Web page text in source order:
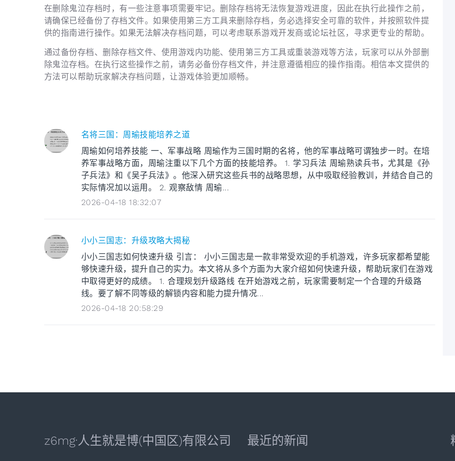
在删除鬼泣存档时，有一些注意事项需要牢记。删除存档将无法恢复游戏进度，因此在执行此操作之前，
请确保已经备份了存档文件。如果使用第三方工具来删除存档，务必选择安全可靠的软件，并按照软件提
供的指南进行操作。如果无法解决存档问题，可以考虑联系游戏开发商或论坛社区，寻求更专业的帮助。
通过备份存档、删除存档文件、使用游戏内功能、使用第三方工具或重装游戏等方法，玩家可以从外部删
除鬼泣存档。在执行这些操作之前，请务必备份存档文件，并注意遵循相应的操作指南。相信本文提供的
方法可以帮助玩家解决存档问题，让游戏体验更加顺畅。
名将三国：周瑜技能培养之道
周瑜如何培养技能 一、军事战略 周瑜作为三国时期的名将，他的军事战略可谓独步一时。在培
养军事战略方面，周瑜注重以下几个方面的技能培养。 1. 学习兵法 周瑜熟读兵书，尤其是《孙
子兵法》和《吴子兵法》。他深入研究这些兵书的战略思想，从中吸取经验教训，并结合自己的
实际情况加以运用。 2. 观察敌情 周瑜...
2026-04-18 18:32:07
小小三国志：升级攻略大揭秘
小小三国志如何快速升级 引言： 小小三国志是一款非常受欢迎的手机游戏，许多玩家都希望能
够快速升级，提升自己的实力。本文将从多个方面为大家介绍如何快速升级，帮助玩家们在游戏
中取得更好的成绩。 1. 合理规划升级路线 在开始游戏之前，玩家需要制定一个合理的升级路
线。要了解不同等级的解锁内容和能力提升情况...
2026-04-18 20:58:29
z6mg·人生就是博(中国区)有限公司 最近的新闻